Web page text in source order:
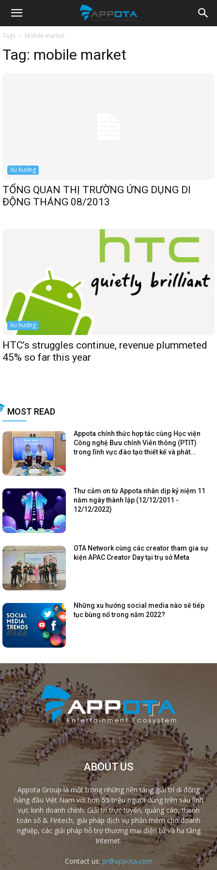
Appota
News
Tags Mobile market
Tag: mobile market
Xu hướng
TỔNG QUAN THỊ TRƯỜNG ỨNG DỤNG DI
ĐỘNG THÁNG 08/2013
Xu hướng
HTC’s struggles continue, revenue plummeted
45% so far this year
MOST READ
Appota chính thức hợp tác cùng Học viện
Công nghệ Bưu chính Viễn thông (PTIT)
trong lĩnh vực đào tạo thiết kế và phát...
Thư cảm ơn từ Appota nhân dịp kỷ niệm 11
năm ngày thành lập (12/12/2011 -
12/12/2022)
OTA Network cùng các creator tham gia sự
kiện APAC Creator Day tại trụ sở Meta
Những xu hướng social media nào sẽ tiếp
tục bùng nổ trong năm 2022?
ABOUT US
Appota Group là một trong những nền tảng giải trí di động
hàng đầu Việt Nam với hơn 55 triệu người dùng trên sáu lĩnh
vực kinh doanh chính: Giải trí trực tuyến, quảng cáo, thanh
toán số & Fintech, giải pháp dịch vụ phần mềm cho doanh
nghiệp, các giải pháp hỗ trợ thương mại điện tử và hạ tầng
Internet.
Contact us: pr@appota.com